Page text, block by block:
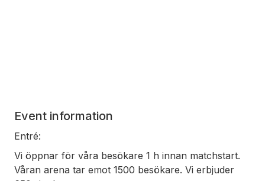
Event information
Entré:
Vi öppnar för våra besökare 1 h innan matchstart.
Våran arena tar emot 1500 besökare. Vi erbjuder